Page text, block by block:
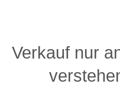
Verkauf nur